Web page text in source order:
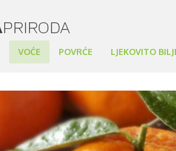
VOĆE POVRĆE LJEKOVITO